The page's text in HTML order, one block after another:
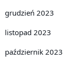
grudzień 2023
listopad 2023
październik 2023